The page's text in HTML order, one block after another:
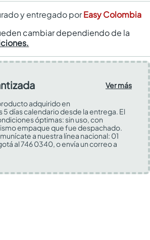
y entregado porEasy Colombia
cambiar dependiendo de la
Ver más
adquirido en
5 días calendario desde la entrega. El
óptimas: sin uso, con
empaque que fue despachado.
a nuestra línea nacional: 01
al 746 0340, o envía un correo a